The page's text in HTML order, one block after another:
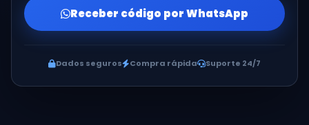
Receber código por WhatsApp
Dados seguros Compra rápida Suporte 24/7